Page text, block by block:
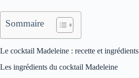
Sommaire
Le cocktail Madeleine : recette et ingrédients
Les ingrédients du cocktail Madeleine